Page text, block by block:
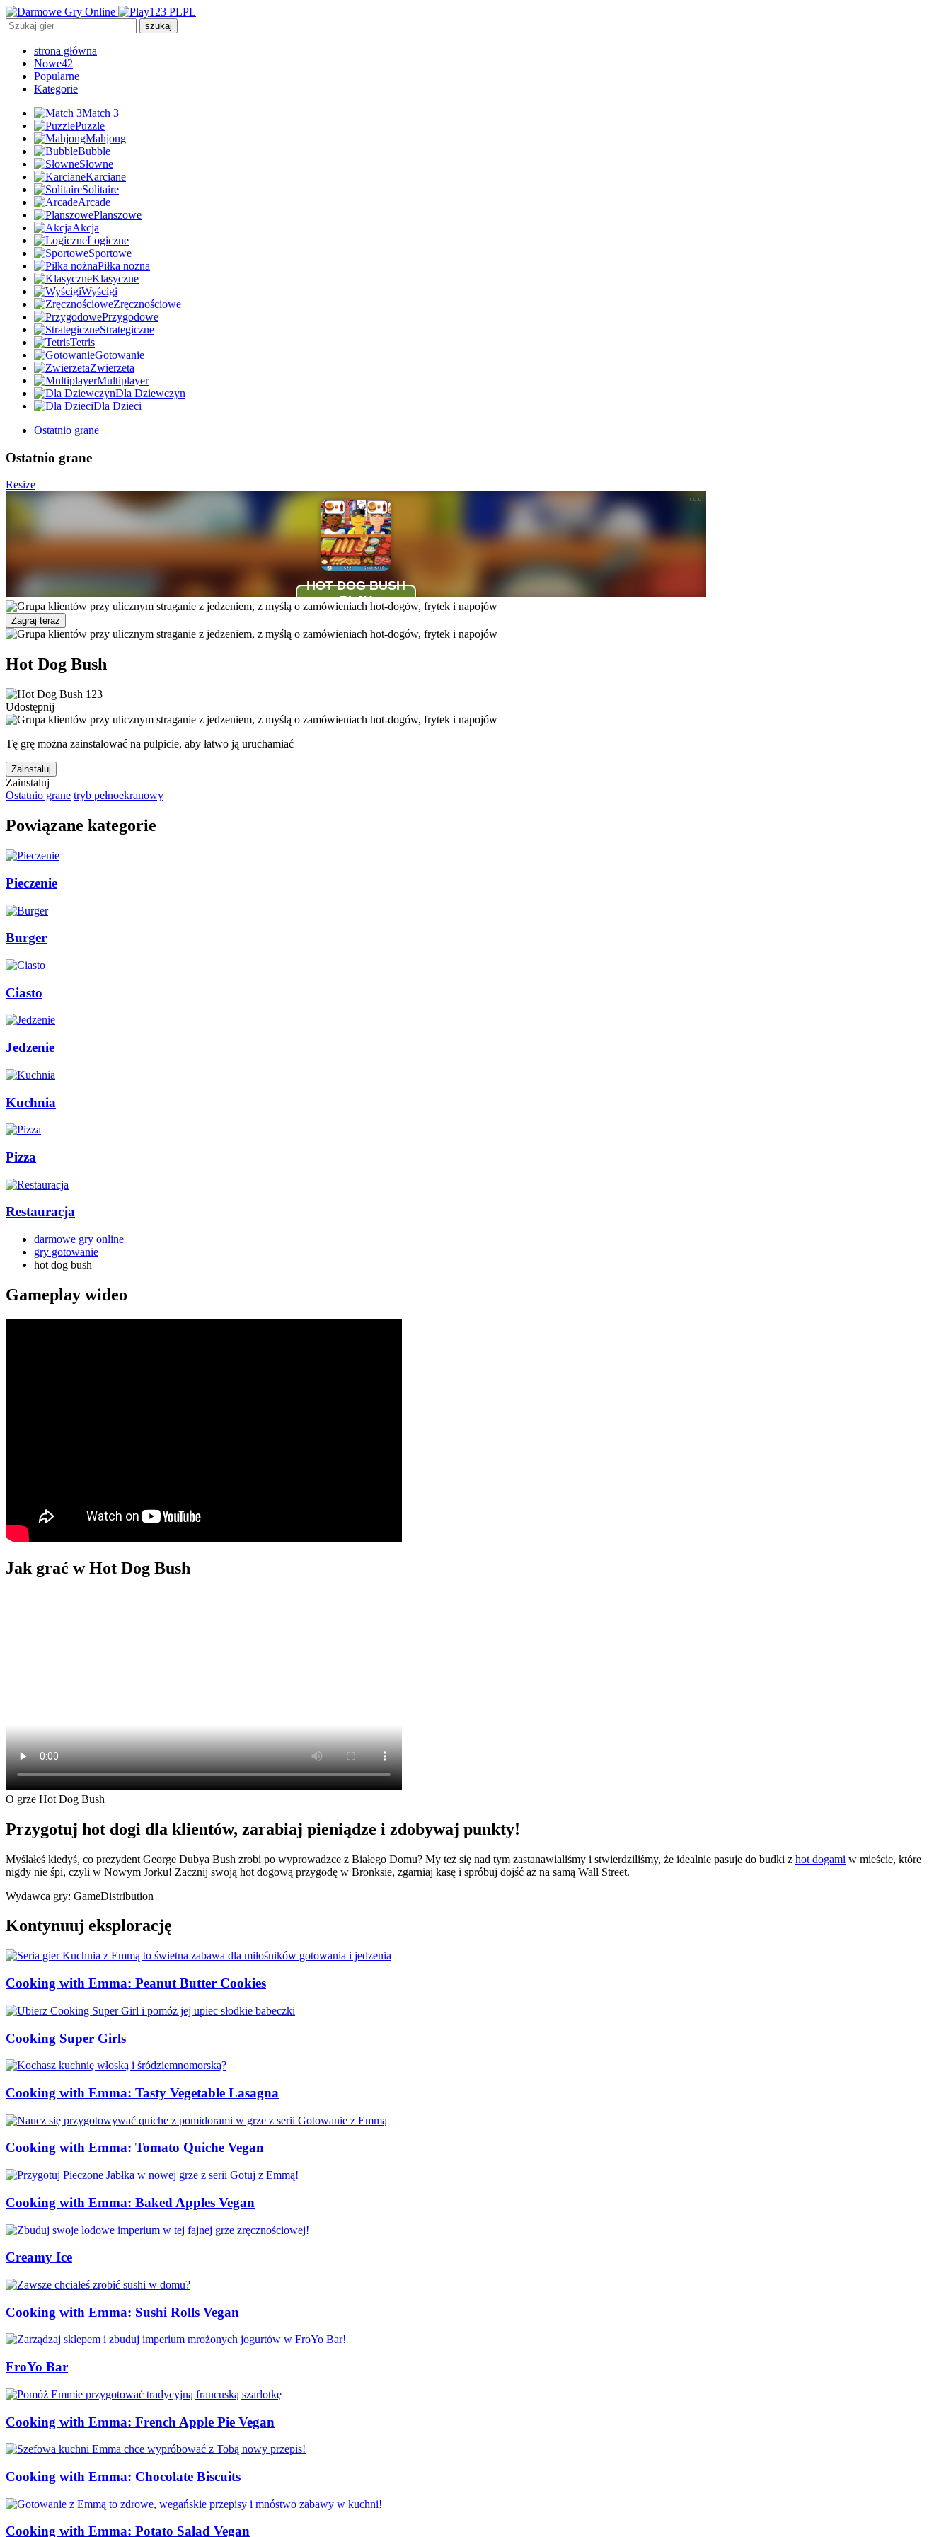
PL
szukaj
strona główna
Nowe42
Popularne
Kategorie
Match 3
Puzzle
Mahjong
Bubble
Słowne
Karciane
Solitaire
Arcade
Planszowe
Akcja
Logiczne
Sportowe
Piłka nożna
Klasyczne
Wyścigi
Zręcznościowe
Przygodowe
Strategiczne
Tetris
Gotowanie
Zwierzeta
Multiplayer
Dla Dziewczyn
Dla Dzieci
Ostatnio grane
Ostatnio grane
Resize
Zagraj teraz
Hot Dog Bush
Udostępnij
Tę grę można zainstalować na pulpicie, aby łatwo ją uruchamiać
Zainstaluj
Zainstaluj
Ostatnio grane tryb pełnoekranowy
Powiązane kategorie
Pieczenie
Burger
Ciasto
Jedzenie
Kuchnia
Pizza
Restauracja
darmowe gry online
gry gotowanie
hot dog bush
Gameplay wideo
Jak grać w Hot Dog Bush
O grze Hot Dog Bush
Przygotuj hot dogi dla klientów, zarabiaj pieniądze i zdobywaj punkty!
Myślałeś kiedyś, co prezydent George Dubya Bush zrobi po wyprowadzce z Białego Domu? My też się nad tym zastanawialiśmy i stwierdziliśmy, że idealnie pasuje do budki z hot dogami w mieście, które
nigdy nie śpi, czyli w Nowym Jorku! Zacznij swoją hot dogową przygodę w Bronksie, zgarniaj kasę i spróbuj dojść aż na samą Wall Street.
Wydawca gry: GameDistribution
Kontynuuj eksplorację
Cooking with Emma: Peanut Butter Cookies
Cooking Super Girls
Cooking with Emma: Tasty Vegetable Lasagna
Cooking with Emma: Tomato Quiche Vegan
Cooking with Emma: Baked Apples Vegan
Creamy Ice
Cooking with Emma: Sushi Rolls Vegan
FroYo Bar
Cooking with Emma: French Apple Pie Vegan
Cooking with Emma: Chocolate Biscuits
Cooking with Emma: Potato Salad Vegan